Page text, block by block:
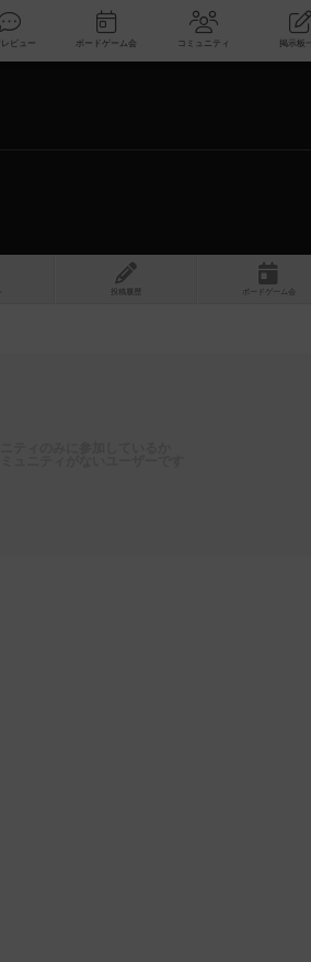
新着レビュー ボードゲーム会 コミュニティ
投稿履歴 ボ ドゲ ーム